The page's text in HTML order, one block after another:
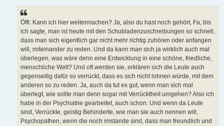
Öffi: Kann ich hier weitermachen? Ja, also du hast noch gehört, Fa, bis
ich sagte, man ist heute mit den Schubladenzuschreibungen so schnell,
dass man sich eigentlich gar nicht mehr richtig zuhören oder anfangen
will, miteinander zu reden. Und da kann man sich ja wirklich auch mal
überlegen, was wäre denn eine Entwicklung in eine schöne, friedliche,
menschliche Welt? Und oft werden sie, erklären sich die Leute auch
gegenseitig dafür so verrückt, dass es sich nicht lohnen würde, mit dem
anderen so zu reden. Ja, auch da tut es gut, wenn man sich mal
überlegt, wie sollte man denn sogar mit Verrücktheit umgehen? Also ich
habe in der Psychiatrie gearbeitet, auch schon. Und wenn da Leute
sind, Verrückte, geistig Behinderte, wie man sie auch nennen will,
Psychopathen, wenn die noch imstande sind, dass man freundlich und